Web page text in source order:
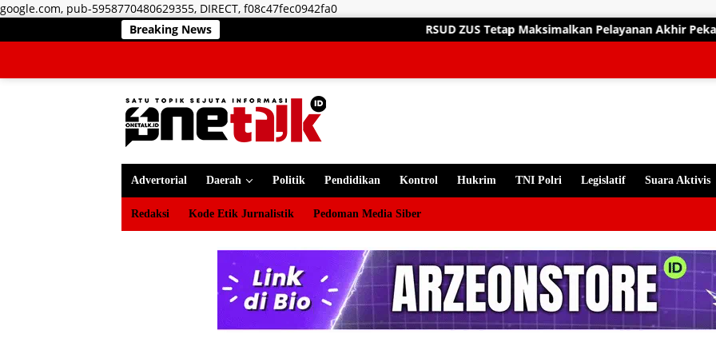
google.com, pub-5958770480629355, DIRECT, f08c47fec0942fa0Langsung
konten
Breaking News RSUD ZUS Tetap Maksimalkan Pelayanan Akhir Pekan, Dokter Spesialis
Advertorial Daerah Politik Pendidikan Kontrol Hukrim TNI Polri Legislatif Suara Aktivis
Redaksi Kode Etik Jurnalistik Pedoman Media Siber